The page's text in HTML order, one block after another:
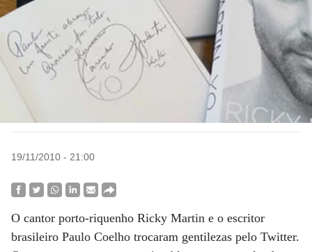
19/11/2010 - 21:00
O cantor porto-riquenho Ricky Martin e o escritor
brasileiro Paulo Coelho trocaram gentilezas pelo Twitter.